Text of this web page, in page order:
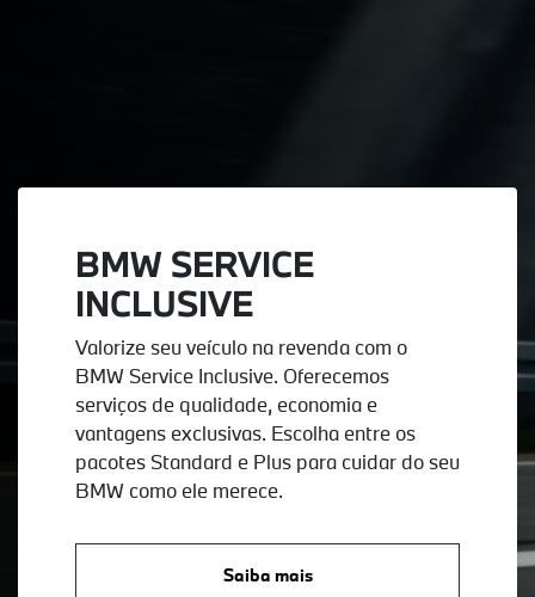
BMW SERVICE
INCLUSIVE
Valorize seu veículo na revenda com o
BMW Service Inclusive. Oferecemos
serviços de qualidade, economia e
vantagens exclusivas. Escolha entre os
pacotes Standard e Plus para cuidar do seu
BMW como ele merece.
Saiba mais